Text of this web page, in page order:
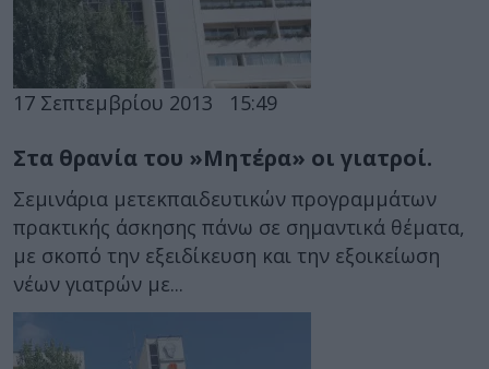
17 Σεπτεμβρίου 2013 15:49
Στα θρανία του »Μητέρα» οι γιατροί.
Σεμινάρια μετεκπαιδευτικών προγραμμάτων
πρακτικής άσκησης πάνω σε σημαντικά θέματα,
με σκοπό την εξειδίκευση και την εξοικείωση
νέων γιατρών με...